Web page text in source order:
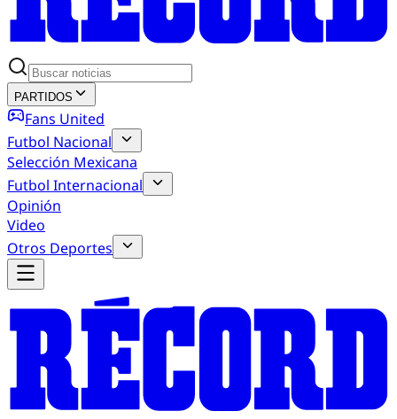
PARTIDOS
Fans United
Futbol Nacional
Selección Mexicana
Futbol Internacional
Opinión
Video
Otros Deportes